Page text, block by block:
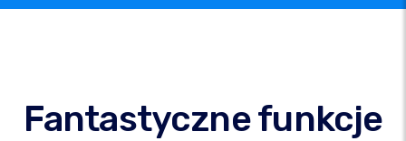
Fantastyczne funkcje